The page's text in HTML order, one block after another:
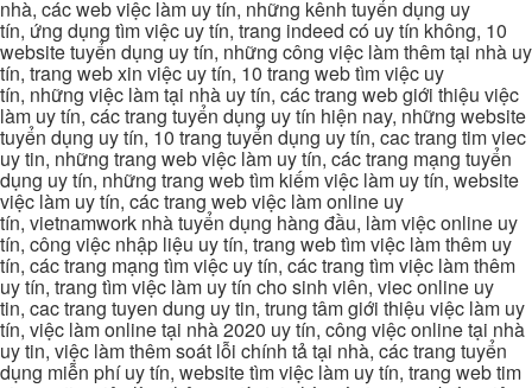
nhà, các web việc làm uy tín, những kênh tuyển dụng uy
tín, ứng dụng tìm việc uy tín, trang indeed có uy tín không, 10
website tuyển dụng uy tín, những công việc làm thêm tại nhà uy
tín, trang web xin việc uy tín, 10 trang web tìm việc uy
tín, những việc làm tại nhà uy tín, các trang web giới thiệu việc
làm uy tín, các trang tuyển dụng uy tín hiện nay, những website
tuyển dụng uy tín, 10 trang tuyển dụng uy tín, cac trang tim viec
uy tin, những trang web việc làm uy tín, các trang mạng tuyển
dụng uy tín, những trang web tìm kiếm việc làm uy tín, website
việc làm uy tín, các trang web việc làm online uy
tín, vietnamwork nhà tuyển dụng hàng đầu, làm việc online uy
tín, công việc nhập liệu uy tín, trang web tìm việc làm thêm uy
tín, các trang mạng tìm việc uy tín, các trang tìm việc làm thêm
uy tín, trang tìm việc làm uy tín cho sinh viên, viec online uy
tin, cac trang tuyen dung uy tin, trung tâm giới thiệu việc làm uy
tín, việc làm online tại nhà 2020 uy tín, công việc online tại nhà
uy tin, việc làm thêm soát lỗi chính tả tại nhà, các trang tuyển
dụng miễn phí uy tín, website tìm việc làm uy tín, trang web tim